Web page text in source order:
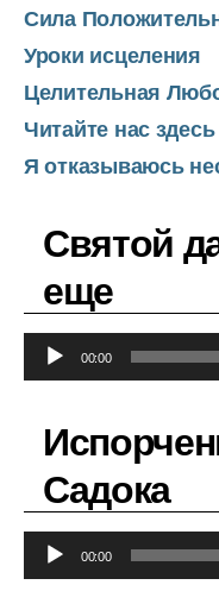
Сила
Уроки исцеления
Целительная
Читайте нас здесь
Я отказываюсь
Святой
еще
у
л
00:00
Садока
у
00:00